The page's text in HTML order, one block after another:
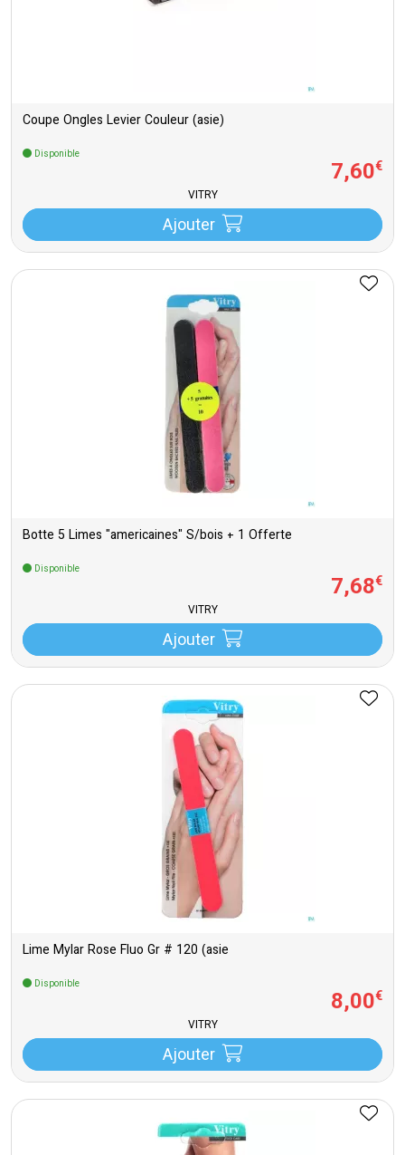
Coupe Ongles Levier Couleur (asie)
Disponible
7,60€
VITRY
Ajouter
Botte 5 Limes "americaines" S/bois + 1 Offerte
Disponible
7,68€
VITRY
Ajouter
Lime Mylar Rose Fluo Gr # 120 (asie
Disponible
8,00€
VITRY
Ajouter